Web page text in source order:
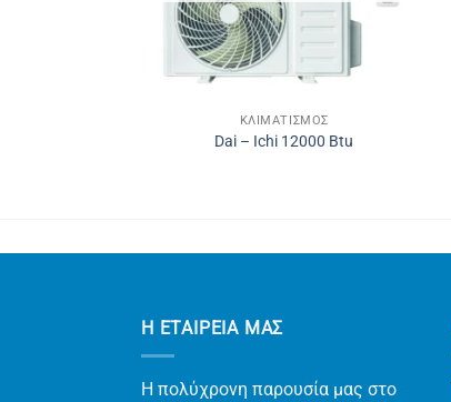
ΚΛΙΜΑΤΙΣΜΌΣ
Dai – Ichi 12000 Btu
Η ΕΤΑΙΡΕΊΑ ΜΑΣ
Η πολύχρονη παρουσία μας στο